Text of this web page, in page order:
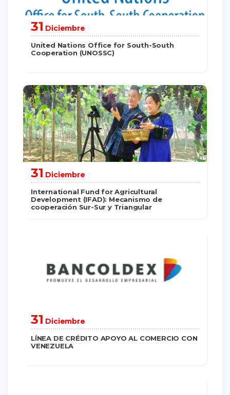
31 Diciembre
United Nations Office for South-South
Cooperation (UNOSSC)
saber más
31 Diciembre
International Fund for Agricultural
Development (IFAD): Mecanismo de
cooperación Sur-Sur y Triangular
31 Diciembre
LÍNEA DE CRÉDITO APOYO AL COMERCIO CON
VENEZUELA